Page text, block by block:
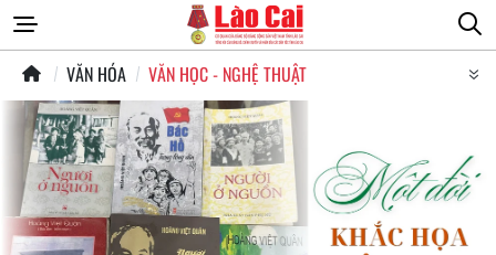
VĂN HÓA VĂN HỌC - NGHỆ THUẬT